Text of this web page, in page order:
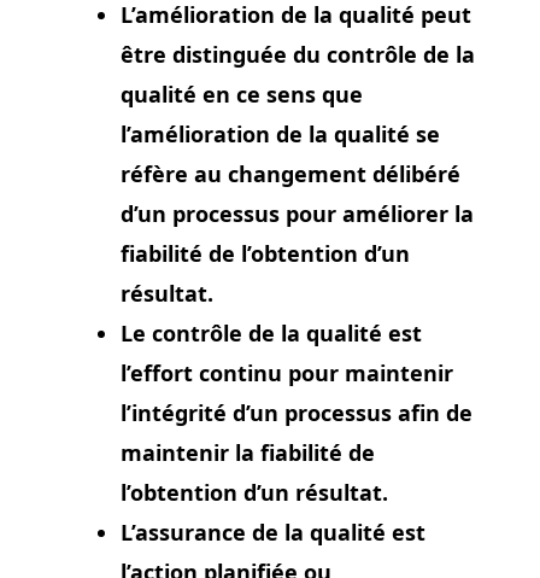
L’amélioration de la qualité peut
être distinguée du contrôle de la
qualité en ce sens que
l’amélioration de la qualité se
réfère au changement délibéré
d’un processus pour améliorer la
fiabilité de l’obtention d’un
résultat.
Le contrôle de la qualité est
l’effort continu pour maintenir
l’intégrité d’un processus afin de
maintenir la fiabilité de
l’obtention d’un résultat.
L’assurance de la qualité est
l’action planifiée ou